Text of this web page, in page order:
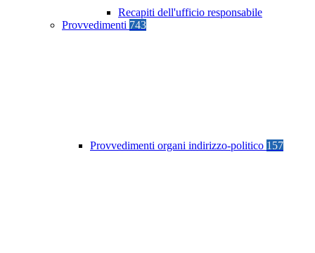
Recapiti dell'ufficio responsabile
Provvedimenti 743
Provvedimenti organi indirizzo-politico 157